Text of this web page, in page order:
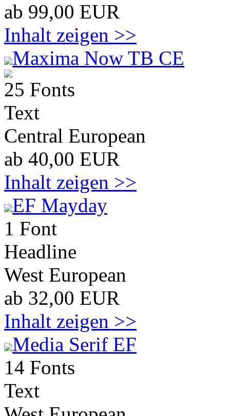
ab 99,00 EUR
Inhalt zeigen >>
Maxima Now TB CE
25 Fonts
Text
Central European
ab 40,00 EUR
Inhalt zeigen >>
EF Mayday
1 Font
Headline
West European
ab 32,00 EUR
Inhalt zeigen >>
Media Serif EF
14 Fonts
Text